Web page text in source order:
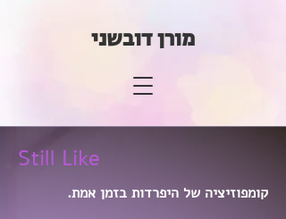
מורן דובשני
Still Like
קומפוזיציה של היפרדות בזמן אמת.